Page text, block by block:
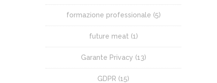
formazione professionale (5)
future meat (1)
Garante Privacy (13)
GDPR (15)